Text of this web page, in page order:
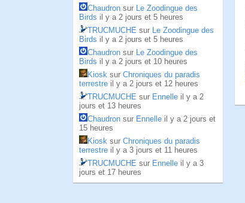
Chaudron sur Le Zoodingue des
Birds il y a 2 jours et 5 heures
TRUCMUCHE sur Le Zoodingue des
Birds il y a 2 jours et 5 heures
Chaudron sur Le Zoodingue des
Birds il y a 2 jours et 10 heures
Kiosk sur Chroniques du paradis
terrestre il y a 2 jours et 12 heures
TRUCMUCHE sur Ennelle il y a 2
jours et 13 heures
Chaudron sur Ennelle il y a 2 jours et
15 heures
Kiosk sur Chroniques du paradis
terrestre il y a 3 jours et 11 heures
TRUCMUCHE sur Ennelle il y a 3
jours et 17 heures